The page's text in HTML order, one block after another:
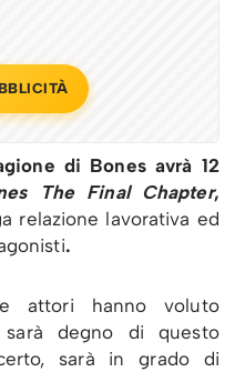
di Bones avrà 12
The Final Chapter,
relazione lavorativa ed
.
attori hanno voluto
degno di questo
sarà in grado di